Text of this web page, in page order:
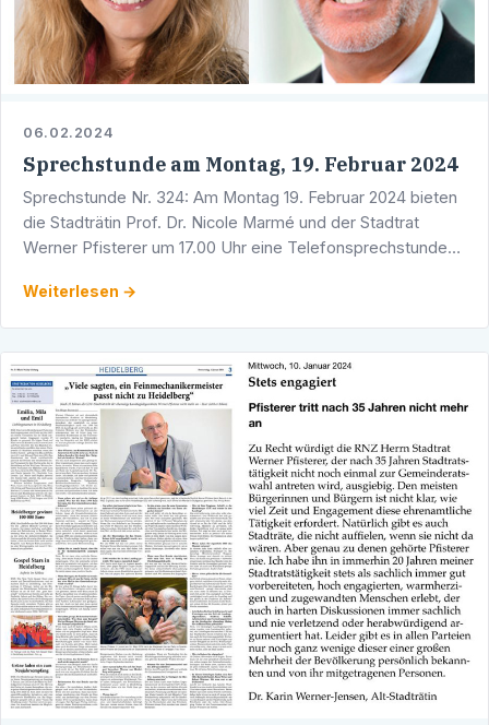
06.02.2024
Sprechstunde am Montag, 19. Februar 2024
Sprechstunde Nr. 324: Am Montag 19. Februar 2024 bieten
die Stadträtin Prof. Dr. Nicole Marmé und der Stadtrat
Werner Pfisterer um 17.00 Uhr eine Telefonsprechstunde
Weiterlesen →